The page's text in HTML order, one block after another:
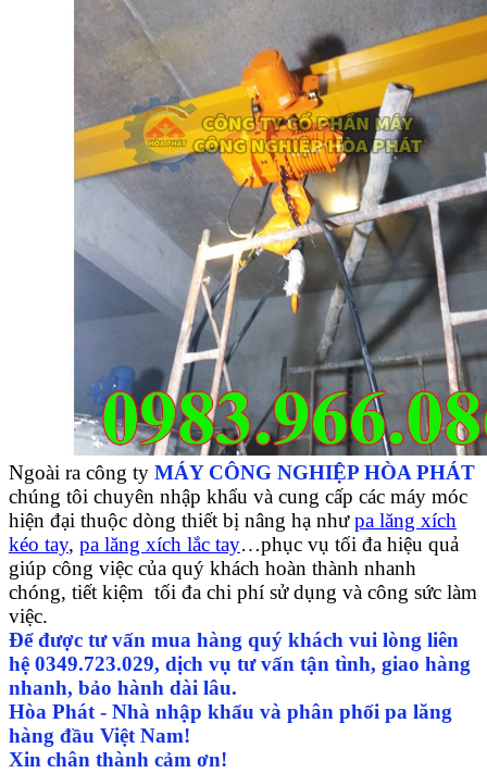
Ngoài ra công ty MÁY CÔNG NGHIỆP HÒA PHÁT
chúng tôi chuyên nhập khẩu và cung cấp các máy móc
hiện đại thuộc dòng thiết bị nâng hạ nhưpa lăng xích
kéo tay, pa lăng xích lắc tay…phục vụ tối đa hiệu quả
giúp công việc của quý khách hoàn thành nhanh
chóng, tiết kiệm tối đa chi phí sử dụng và công sức làm
việc.
Để được tư vấn mua hàng quý khách vui lòng liên
hệ 0349.723.029, dịch vụ tư vấn tận tình, giao hàng
nhanh, bảo hành dài lâu.
Hòa Phát - Nhà nhập khẩu và phân phối pa lăng
hàng đầu Việt Nam!
Xin chân thành cảm ơn!